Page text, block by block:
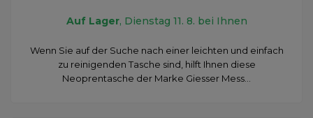
Auf Lager, Dienstag 11. 8. bei Ihnen
Wenn Sie auf der Suche nach einer leichten und einfach
zu reinigenden Tasche sind, hilft Ihnen diese
Neoprentasche der Marke Giesser Mess...